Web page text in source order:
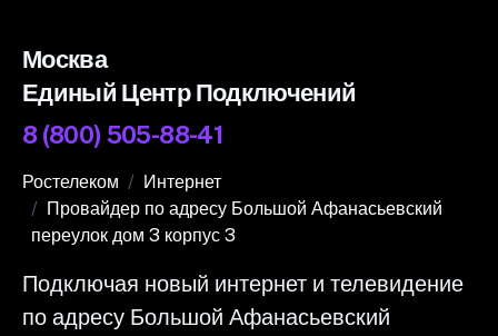
Москва
Единый Центр Подключений
8 (800) 505-88-41
Ростелеком
Интернет
Провайдер по адресу Большой Афанасьевский
переулок дом 3 корпус 3
Подключая новый интернет и телевидение
по адресу Большой Афанасьевский